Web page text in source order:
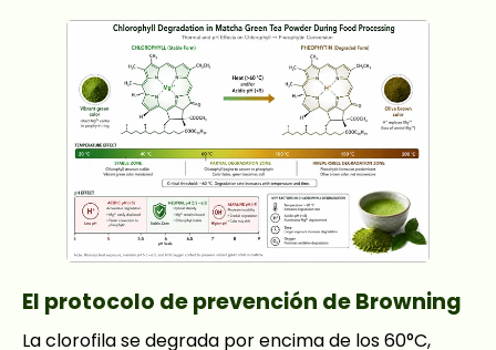
El protocolo de prevención de Browning
La clorofila se degrada por encima de los 60°C,